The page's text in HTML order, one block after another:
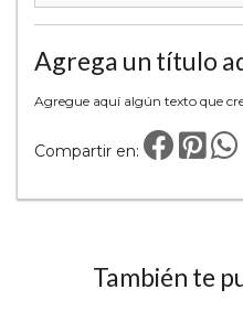
Agrega un título
Agregue aquí algún texto que
Compartir en:
También te